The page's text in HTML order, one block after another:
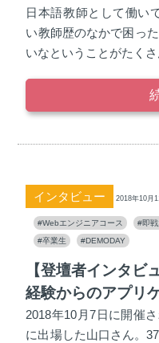
日本語教師として働い
い教師歴のなかで困っ
いなということがたく
インタビュー 2018年10月
#Webエンジニアコース #即
#卒業生
#DEMODAY
【登壇者インタビ
経験からのアプリ
2018年10月7日に開催
に出場した山口さん。